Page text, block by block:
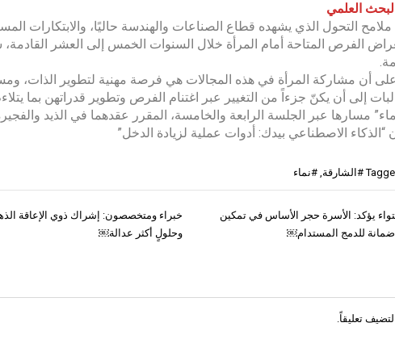
العلمي
التحول الذي يشهده قطاع الصناعات والهندسة حاليًا، والابتكارات
الفرص المتاحة أمام المرأة خلال السنوات الخمس إلى العشر القادمة،
على أن مشاركة المرأة في هذه المجالات هي فرصة مهنية لتطوير الذات،
إلى أن يكنّ جزءاً من التغيير عبر اغتنام الفرص وتطوير قدراتهن بما
مسارها عبر الجلسة الرابعة والخامسة، المقرر عقدهما في الذيد
“الذكاء الاصطناعي بيدك: أدوات عملية لزيادة الدخل”
#الشارقة, #نماء
خبراء ومتخصصون: إشراك ذوي الإعاقة
وحلولٍ أكثر عدالة￼
2025 نحن الاحتواء يؤكد: الأسرة حجر الأساس في تمكين
ضمانة للدمج المستدام￼
لتضيف تعليقاً.